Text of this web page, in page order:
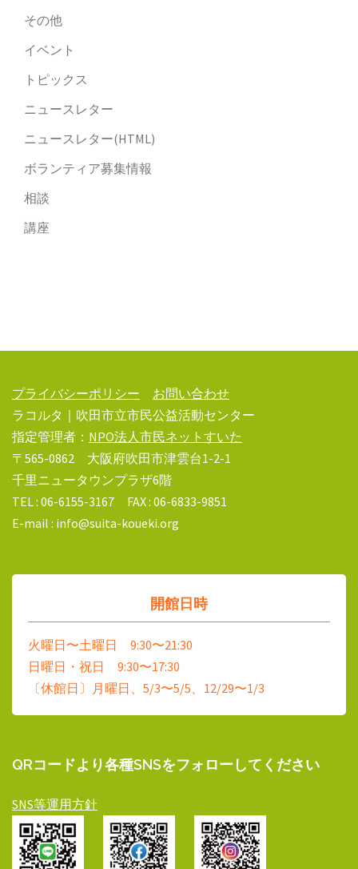
その他
イベント
トピックス
ニュースレター
ニュースレター(HTML)
ボランティア募集情報
相談
講座
プライバシーポリシー
お問い合わせ
ラコルタ｜吹田市立市民公益活動センター
指定管理者： NPO法人市民ネットすいた
〒565-0862 大阪府吹田市津雲台1-2-1
千里ニュータウンプラザ6階
TEL : 06-6155-3167 FAX : 06-6833-9851
E-mail : info@suita-koueki.org
開館日時
火曜日〜土曜日 9:30〜21:30
日曜日・祝日 9:30〜17:30
〔休館日〕月曜日、5/3〜5/5、12/29〜1/3
QRコードより各種SNSをフォローしてください
SNS等運用方針